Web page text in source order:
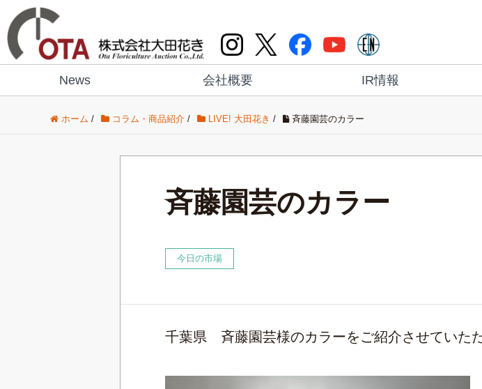
News 会社概要 IR情報
ホーム / コラム・商品紹介 / LIVE! 大田花き / 斉藤園芸のカラー
斉藤園芸のカラー
今日の市場
千葉県 斉藤園芸様のカラーをご紹介させていただ